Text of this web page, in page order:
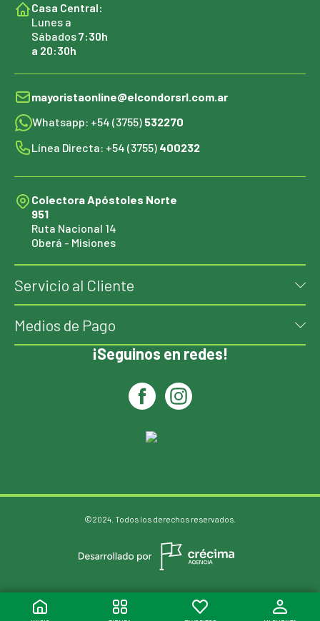
Casa Central:
Lunes a
Sábados7:30h
a 20:30h
mayoristaonline@elcondorsrl.com.ar
Whatsapp: +54 (3755) 532270
Línea Directa: +54 (3755) 400232
Colectora Apóstoles Norte
951
Ruta Nacional 14
Oberá - Misiones
Servicio al Cliente
Medios de Pago
¡Seguinos en redes!
©2024. Todos los derechos reservados.